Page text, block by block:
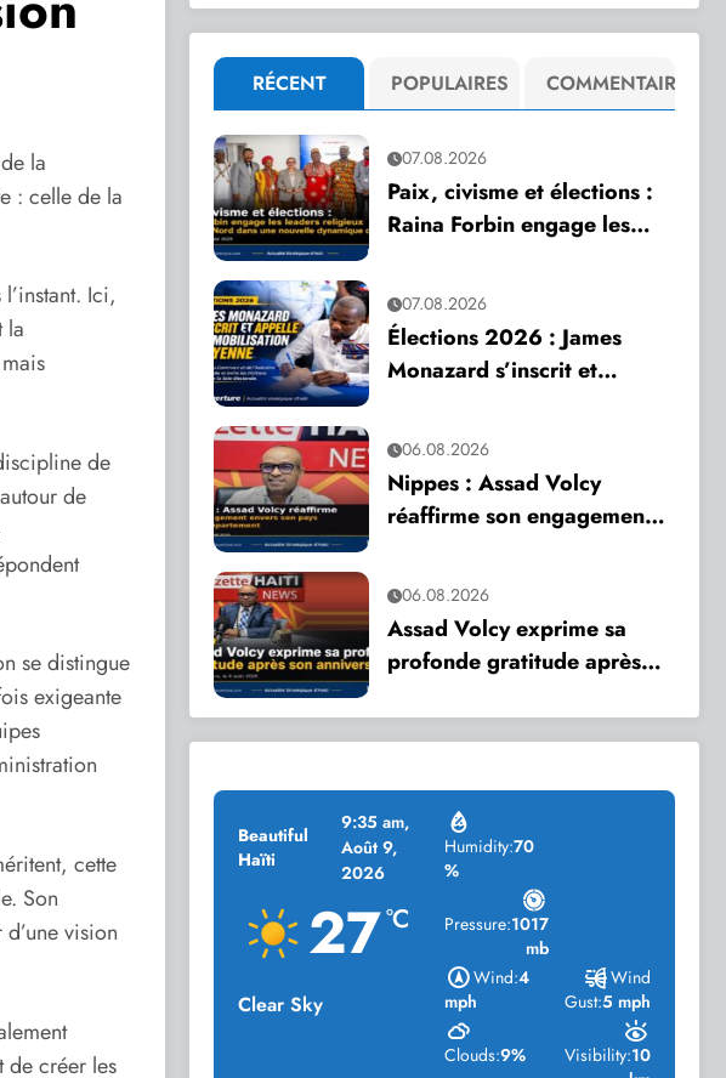
la
: celle de la
Ici,
la
de
de
se distingue
exigeante
cette
Son
vision
de créer les
RÉCENT POPULAIRES COMMENTAIRE
07.08.2026
Paix, civisme et élections :
Raina Forbin engage les
Nord dans une nouvelle
dynamique de dialogue
07.08.2026
Élections 2026 : James
Monazard s’inscrit et
citoyenne
06.08.2026
Nippes : Assad Volcy
réaffirme son engagement
département
06.08.2026
Assad Volcy exprime sa
profonde gratitude après
Beautiful
Haïti
9:35 am,
Août 9,
2026
27°C
Clear Sky
Humidity:70
%
Pressure:1017
mb
Wind:4
mph
Wind
Gust:5 mph
Clouds:9% Visibility:10